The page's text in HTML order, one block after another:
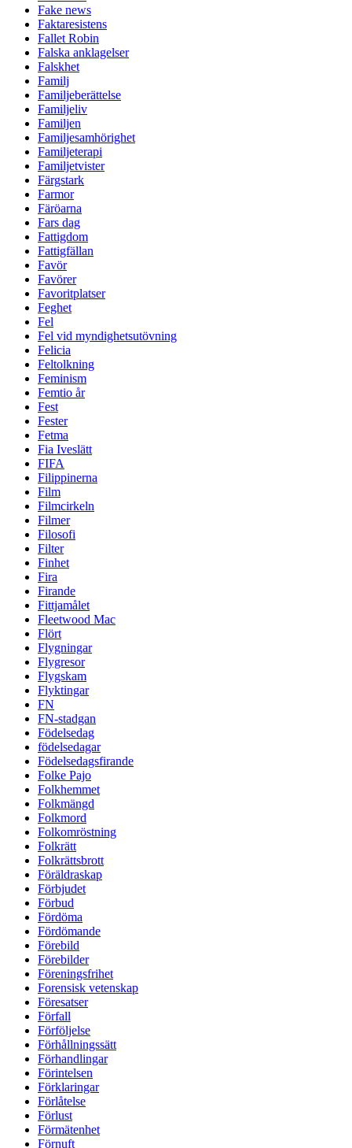
Fake news
Faktaresistens
Fallet Robin
Falska anklagelser
Falskhet
Familj
Familjeberättelse
Familjeliv
Familjen
Familjesamhörighet
Familjeterapi
Familjetvister
Färgstark
Farmor
Färöarna
Fars dag
Fattigdom
Fattigfällan
Favör
Favörer
Favoritplatser
Feghet
Fel
Fel vid myndighetsutövning
Felicia
Feltolkning
Feminism
Femtio år
Fest
Fester
Fetma
Fia Iveslätt
FIFA
Filippinerna
Film
Filmcirkeln
Filmer
Filosofi
Filter
Finhet
Fira
Firande
Fittjamålet
Fleetwood Mac
Flört
Flygningar
Flygresor
Flygskam
Flyktingar
FN
FN-stadgan
Födelsedag
födelsedagar
Födelsedagsfirande
Folke Pajo
Folkhemmet
Folkmängd
Folkmord
Folkomröstning
Folkrätt
Folkrättsbrott
Föräldraskap
Förbjudet
Förbud
Fördöma
Fördömande
Förebild
Förebilder
Föreningsfrihet
Forensisk vetenskap
Föresatser
Förfall
Förföljelse
Förhållningssätt
Förhandlingar
Förintelsen
Förklaringar
Förlåtelse
Förlust
Förmätenhet
Förnuft